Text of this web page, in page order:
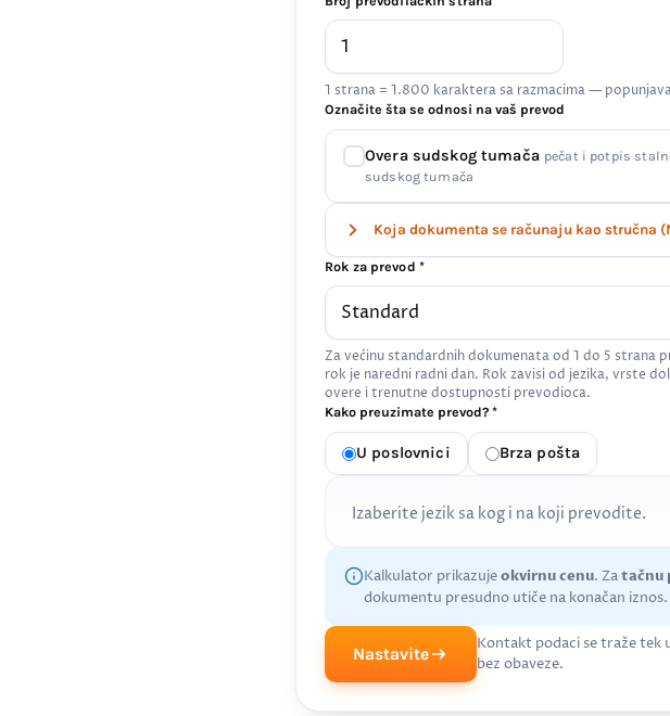
1 strana = 1.800 karaktera sa razmacima —
Označite šta se odnosi na vaš prevod
Overa sudskog tumača pečat i potpis
sudskog tumača
Koja dokumenta se računaju kao stručna
Rok za prevod *
Za većinu standardnih dokumenata od 1 do 5 strana
rok je naredni radni dan. Rok zavisi od jezika, vrste
overe i trenutne dostupnosti prevodioca.
Kako preuzimate prevod? *
U poslovnici Brza pošta
Izaberite jezik sa kog i na koji prevodite.
Kalkulator prikazujeokvirnu cenu. Zatačnu
dokumentu presudno utiče na konačan iznos.
Nastavite
Kontakt podaci se traže tek
bez obaveze.